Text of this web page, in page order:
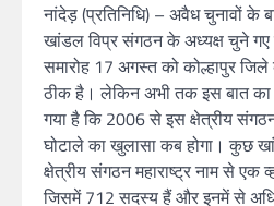
नांदेड़ (प्रतिनिधि) – अवैध चुनावों के
खांडल विप्र संगठन के अध्यक्ष चुने गए
समारोह 17 अगस्त को कोल्हापुर
ठीक है। लेकिन अभी तक इस बात का
गया है कि 2006 से इस क्षेत्रीय
घोटाले का खुलासा कब होगा। कुछ
क्षेत्रीय संगठन महाराष्ट्र नाम से एक
जिसमें 712 सदस्य हैं और इनमें से